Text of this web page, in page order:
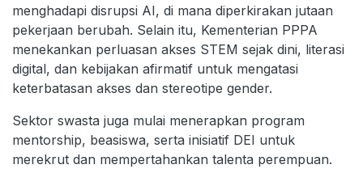
menghadapi disrupsi AI, di mana diperkirakan jutaan
pekerjaan berubah. Selain itu, Kementerian PPPA
menekankan perluasan akses STEM sejak dini, literasi
digital, dan kebijakan afirmatif untuk mengatasi
keterbatasan akses dan stereotipe gender.
Sektor swasta juga mulai menerapkan program
mentorship, beasiswa, serta inisiatif DEI untuk
merekrut dan mempertahankan talenta perempuan.